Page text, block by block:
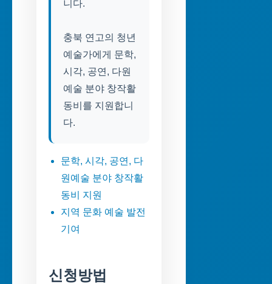
니다.
충북 연고의 청년
예술가에게 문학,
시각, 공연, 다원
예술 분야 창작활
동비를 지원합니
다.
문학, 시각, 공연, 다
원예술 분야 창작활
동비 지원
지역 문화 예술 발전
기여
신청방법